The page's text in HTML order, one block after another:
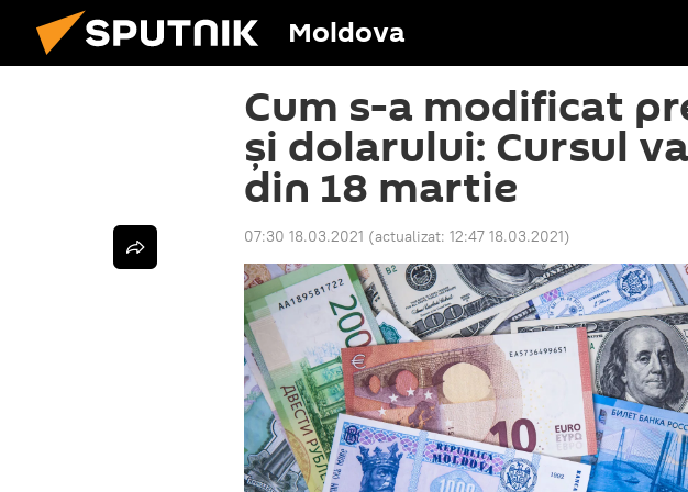
Moldova
Cum s-a modificat
și dolarului: Cursul
din 18 martie
07:30 18.03.2021 (actualizat: 12:47 18.03.2021)